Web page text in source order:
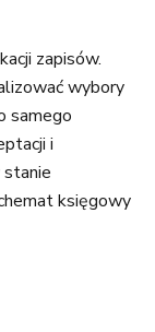
zapisów.
wybory
samego
i
księgowy